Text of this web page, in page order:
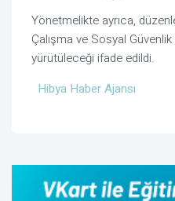
Yönetmelikte ayrıca,
Çalışma ve Sosyal Güvenlik
yürütüleceği ifade edildi.
Hibya Haber Ajansı